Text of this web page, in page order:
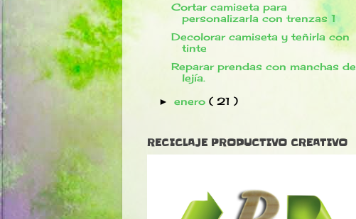
Cortar camiseta para
personalizarla con trenzas 1
Decolorar camiseta y teñirla con
tinte
Reparar prendas con manchas de
lejía.
►enero( 21 )
RECICLAJE PRODUCTIVO CREATIVO